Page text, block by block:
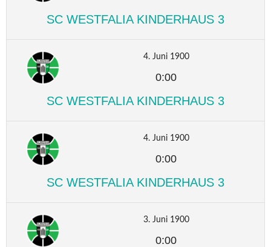
SC WESTFALIA KINDERHAUS 3
4. Juni 1900
0:00
SC WESTFALIA KINDERHAUS 3
4. Juni 1900
0:00
SC WESTFALIA KINDERHAUS 3
3. Juni 1900
0:00